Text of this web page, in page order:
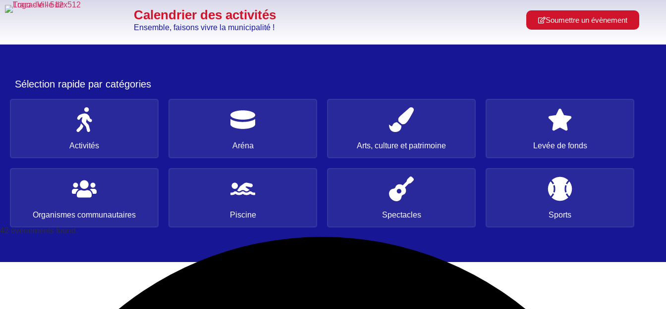
Calendrier des activités
Ensemble, faisons vivre la municipalité !
Soumettre un évènement
Sélection rapide par catégories
Activités Aréna Arts, culture et patrimoine Levée de fonds
Organismes communautaires Piscine Spectacles
Sports
42 évènements found.